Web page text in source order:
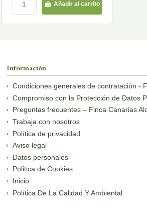
Añadir al carrito
Información
Condiciones generales de contratación -
Compromiso con la Protección de Datos
Preguntas frecuentes – Finca Canarias
Trabaja con nosotros
Política de privacidad
Aviso legal
Datos personales
Politica de Cookies
Inicio
Política De La Calidad Y Ambiental